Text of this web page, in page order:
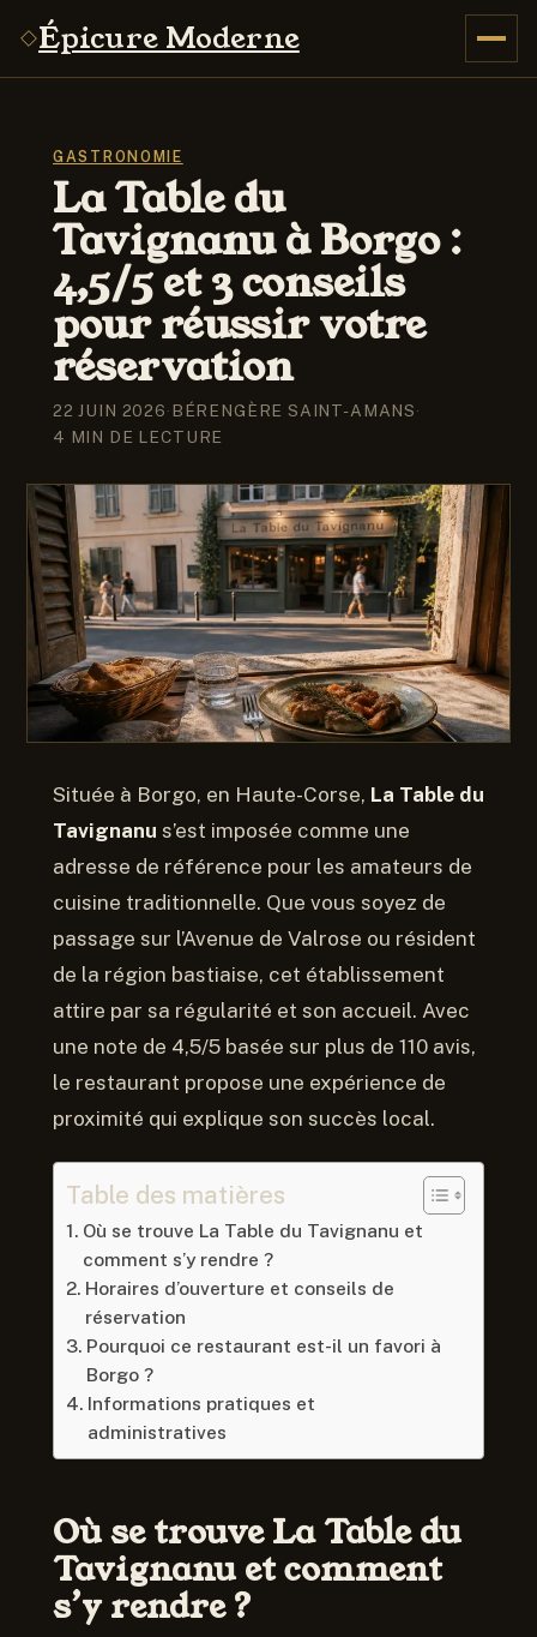
Épicure Moderne
GASTRONOMIE
La Table du
Tavignanu à Borgo :
4,5/5 et 3 conseils
pour réussir votre
réservation
22 JUIN 2026·BÉRENGÈRE SAINT-AMANS·
4 MIN DE LECTURE
Située à Borgo, en Haute-Corse, La Table du
Tavignanu s’est imposée comme une
adresse de référence pour les amateurs de
cuisine traditionnelle. Que vous soyez de
passage sur l’Avenue de Valrose ou résident
de la région bastiaise, cet établissement
attire par sa régularité et son accueil. Avec
une note de 4,5/5 basée sur plus de 110 avis,
le restaurant propose une expérience de
proximité qui explique son succès local.
Table des matières
Où se trouve La Table du Tavignanu et
comment s’y rendre ?
Horaires d’ouverture et conseils de
réservation
Pourquoi ce restaurant est-il un favori à
Borgo ?
Informations pratiques et
administratives
Où se trouve La Table du
Tavignanu et comment
s’y rendre ?